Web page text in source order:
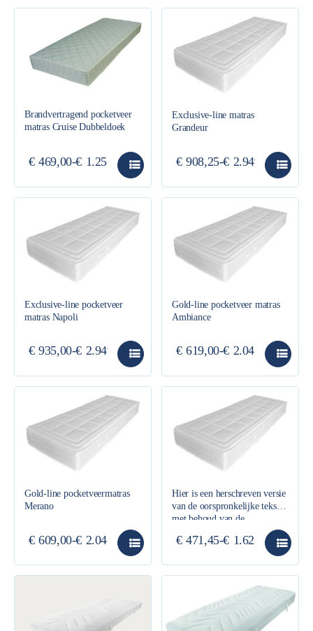
Brandvertragend pocketveer
matras Cruise Dubbeldoek
€ 469,00-€ 1.255,00
Exclusive-line matras
Grandeur
€ 908,25-€ 2.949,00
Exclusive-line pocketveer
matras Napoli
€ 935,00-€ 2.949,00
Gold-line pocketveer matras
Ambiance
€ 619,00-€ 2.045,00
Gold-line pocketveermatras
Merano
€ 609,00-€ 2.045,00
Hier is een herschreven versie
van de oorspronkelijke tekst,
met behoud van de
informatie, in een informatief
en feitelijk Nederlands,
gestructureerd met HTML-
€ 471,45-€ 1.622,25